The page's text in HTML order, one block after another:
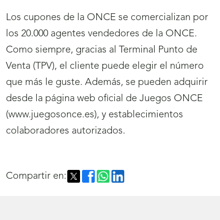
Los cupones de la ONCE se comercializan por
los 20.000 agentes vendedores de la ONCE.
Como siempre, gracias al Terminal Punto de
Venta (TPV), el cliente puede elegir el número
que más le guste. Además, se pueden adquirir
desde la página web oficial de Juegos ONCE
(www.juegosonce.es), y establecimientos
colaboradores autorizados.
Compartir en: